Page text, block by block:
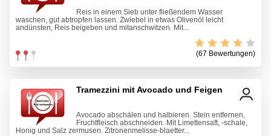
Reis in einem Sieb unter fließendem Wasser
waschen, gut abtropfen lassen. Zwiebel in etwas Olivenöl leicht
andünsten, Reis beigeben und mitanschwitzen. Mit...
(67 Bewertungen)
Tramezzini mit Avocado und Feigen
Avocado abschälen und halbieren. Stein entfernen,
Fruchtfleisch abschneiden. Mit Limettensaft, -schale,
Honig und Salz zermusen. Zitronenmelisse-blaetter...